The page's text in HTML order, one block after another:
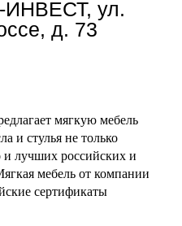
ул.
д. 73
мягкую мебель
и стулья не только
и лучших российских и
мебель от компании
сертификаты